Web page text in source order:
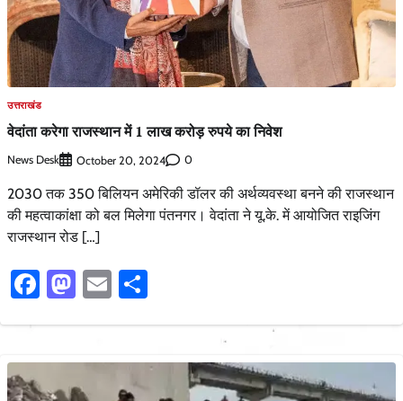
उत्तराखंड
वेदांता करेगा राजस्थान में 1 लाख करोड़ रुपये का निवेश
News Desk October 20, 2024 0
2030 तक 350 बिलियन अमेरिकी डॉलर की अर्थव्यवस्था बनने की राजस्थान
की महत्वाकांक्षा को बल मिलेगा पंतनगर। वेदांता ने यू.के. में आयोजित राइजिंग
राजस्थान रोड […]
Facebook
Mastodon
Email